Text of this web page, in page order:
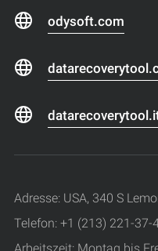
odysoft.com
Adresse: USA, 340 S
Telefon: +1 (213) 221-37-
Arbeitszeit: Montag bis